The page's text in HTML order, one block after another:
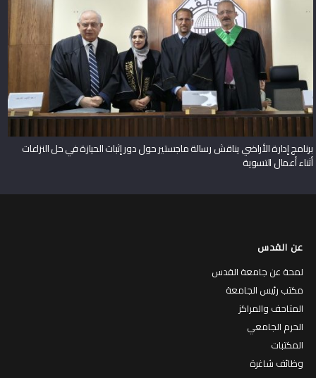
برنامج إدارة الأراضي يناقش رسالة ماجستير حول دور إثبات الحيازة في حل النزاعات
أثناء أعمال التسوية
عن القدس
لمحة عن جامعة القدس
مكتب رئيس الجامعة
المتاحف والمراكز
الحرم الجامعي
المكتبات
وظائف شاغرة